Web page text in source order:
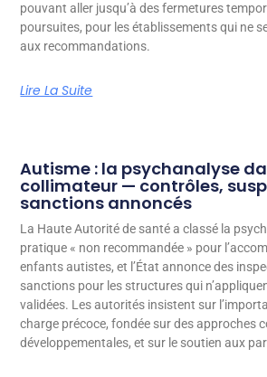
pouvant aller jusqu’à des fermetures
poursuites, pour les établissements qui ne
aux recommandations.
Lire La Suite
Autisme : la psychanalyse
collimateur — contrôles,
sanctions annoncés
La Haute Autorité de santé a classé la
pratique « non recommandée » pour
enfants autistes, et l’État annonce des
sanctions pour les structures qui
validées. Les autorités insistent sur
charge précoce, fondée sur des approches
développementales, et sur le soutien aux